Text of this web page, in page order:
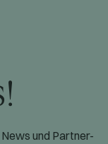
und Partner-